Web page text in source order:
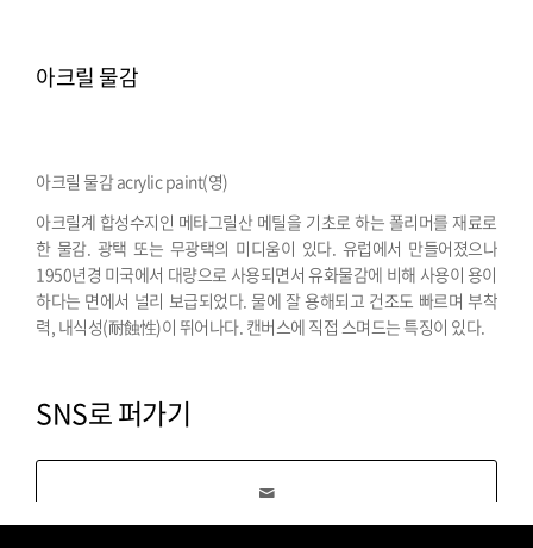
아크릴 물감
아크릴 물감 acrylic paint(영)
아크릴계 합성수지인 메타그릴산 메틸을 기초로 하는 폴리머를 재료로
한 물감. 광택 또는 무광택의 미디움이 있다. 유럽에서 만들어졌으나
1950년경 미국에서 대량으로 사용되면서 유화물감에 비해 사용이 용이
하다는 면에서 널리 보급되었다. 물에 잘 용해되고 건조도 빠르며 부착
력, 내식성(耐蝕性)이 뛰어나다. 캔버스에 직접 스며드는 특징이 있다.
SNS로 퍼가기